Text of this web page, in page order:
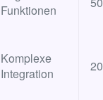
Funktionen
Komplexe
Integration